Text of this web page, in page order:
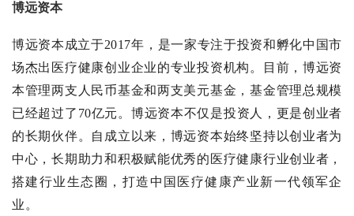
博远资本
博远资本成立于2017年，是一家专注于投资和孵化中国市
场杰出医疗健康创业企业的专业投资机构。目前，博远资
本管理两支人民币基金和两支美元基金，基金管理总规模
已经超过了70亿元。博远资本不仅是投资人，更是创业者
的长期伙伴。自成立以来，博远资本始终坚持以创业者为
中心，长期助力和积极赋能优秀的医疗健康行业创业者，
搭建行业生态圈，打造中国医疗健康产业新一代领军企
业。